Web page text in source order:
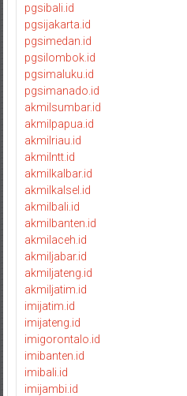
pgsibali.id
pgsijakarta.id
pgsimedan.id
pgsilombok.id
pgsimaluku.id
pgsimanado.id
akmilsumbar.id
akmilpapua.id
akmilriau.id
akmilntt.id
akmilkalbar.id
akmilkalsel.id
akmilbali.id
akmilbanten.id
akmilaceh.id
akmiljabar.id
akmiljateng.id
akmiljatim.id
imijatim.id
imijateng.id
imigorontalo.id
imibanten.id
imibali.id
imijambi.id